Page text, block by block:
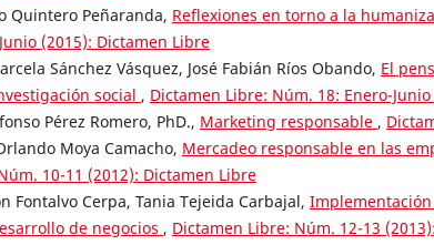
Quintero Peñaranda, Reflexiones en torno a la
(2015): Dictamen Libre
Sánchez Vásquez, José Fabián Ríos Obando, El
social , Dictamen Libre: Núm. 18: Enero-
Pérez Romero, PhD., Marketing responsable ,
Moya Camacho, Mercadeo responsable en las
10-11 (2012): Dictamen Libre
Fontalvo Cerpa, Tania Tejeida Carbajal,
de negocios , Dictamen Libre: Núm. 12-13